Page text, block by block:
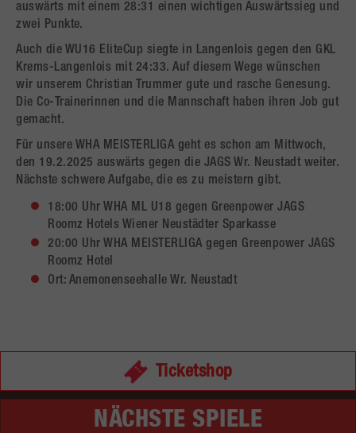
auswärts mit einem 28:31 einen wichtigen Auswärtssieg und
zwei Punkte.
Auch die WU16 EliteCup siegte in Langenlois gegen den GKL
Krems-Langenlois mit 24:33. Auf diesem Wege wünschen
wir unserem Christian Trummer gute und rasche Genesung.
Die Co-Trainerinnen und die Mannschaft haben ihren Job gut
gemacht.
Für unsere WHA MEISTERLIGA geht es schon am Mittwoch,
den 19.2.2025 auswärts gegen die JAGS Wr. Neustadt weiter.
Nächste schwere Aufgabe, die es zu meistern gibt.
18:00 Uhr WHA ML U18 gegen Greenpower JAGS
Roomz Hotels Wiener Neustädter Sparkasse
20:00 Uhr WHA MEISTERLIGA gegen Greenpower JAGS
Roomz Hotel
Ort: Anemonenseehalle Wr. Neustadt
Ticketshop
NÄCHSTE SPIELE